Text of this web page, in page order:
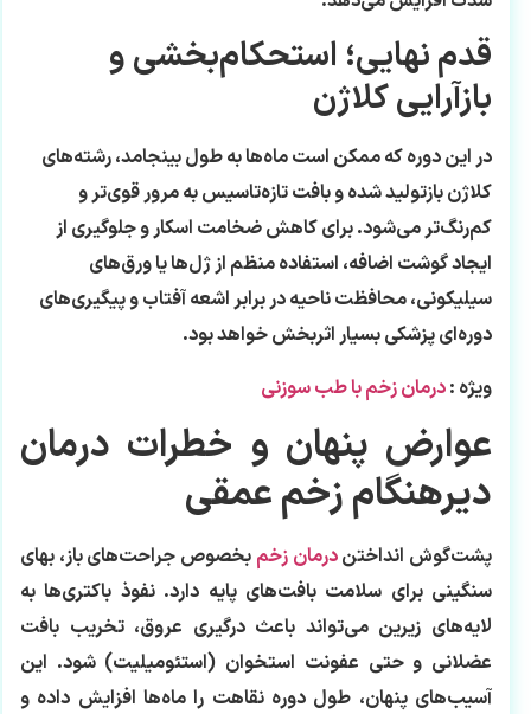
قدم نهایی؛ استحکام‌بخشی و
بازآرایی کلاژن
در این دوره که ممکن است ماه‌ها به طول بینجامد، رشته‌های
کلاژن بازتولید شده و بافت تازه‌تاسیس به مرور قوی‌تر و
کم‌رنگ‌تر می‌شود. برای کاهش ضخامت اسکار و جلوگیری از
ایجاد گوشت اضافه، استفاده منظم از ژل‌ها یا ورق‌های
سیلیکونی، محافظت ناحیه در برابر اشعه آفتاب و پیگیری‌های
دوره‌ای پزشکی بسیار اثربخش خواهد بود.
ویژه:درمان زخم با طب سوزنی
عوارض پنهان و خطرات درمان
دیرهنگام زخم عمقی
پشت‌گوش انداختندرمان زخمبخصوص جراحت‌های باز، بهای
سنگینی برای سلامت بافت‌های پایه دارد. نفوذ باکتری‌ها به
لایه‌های زیرین می‌تواند باعث درگیری عروق، تخریب بافت
عضلانی و حتی عفونت استخوان (استئومیلیت) شود. این
آسیب‌های پنهان، طول دوره نقاهت را ماه‌ها افزایش داده و